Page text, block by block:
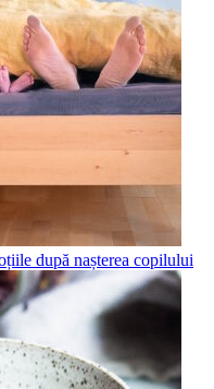
după nașterea copilului